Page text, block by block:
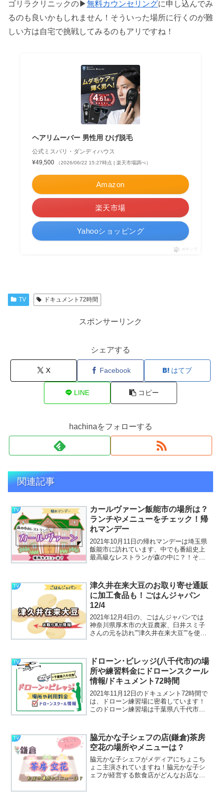
ゴリラクリニックの▶無料カウンセリングに申し込んでみ
るのも良いかもしれません！そういった場所に行くのが難
しい方は自宅で挑戦してみるのもアリですね！
ヘアリムーバー 男性用 ひげ脱毛
公式ミスパリ・ダンディハウス
¥49,500
（2026/06/22 15:27時点 | 楽天市場調べ）
Amazon
楽天市場
Yahooショッピング
ポチップ
TV ドキュメント72時間
スポンサーリンク
シェアする
X Facebook はてブ
LINE コピー
hachinaをフォローする
関連記事
TV
カールヴァーン飯能市の場所は？
ランチやメニューをチェック！帰
れマンデー
2021年10月11日の帰れマンデーは埼玉県
飯能市に訪れています、中でも番組史上
最高級なレストランが森の中に？！それ
た。お店の場所やランチなどメニューが
気になっ...
TV
津久井在来大豆のお取り寄せ通販
に加工食品も！ごはんジャパン
12/4
2021年12月4日の、ごはんジャパンでは
神奈川県厚木市の大豆農家、臼井スミ子
さんの元を訪れ””津久井在来大豆””を使っ
そと炒った鰹節に味噌汁を食べているの
ですが、その...
TV
ドローン･ビレッジ(八千代市)の場
所や練習料金にドローンスクール
情報/ドキュメント72時間
2021年11月12日のドキュメント72時間で
は、ドローン練習場に密着しています！
このドローン練習場は千葉県八千代市に
の練習の他にドローンのスクールも行...
TV
脇元かな子シェフの店(鎌倉)茶房
空花の場所やメニューは？
脇元かな子シェフがメディアにちょこち
ょこ主演されていますね！脇元かな子シ
ェフが経営する飲食店がどんなお店なの